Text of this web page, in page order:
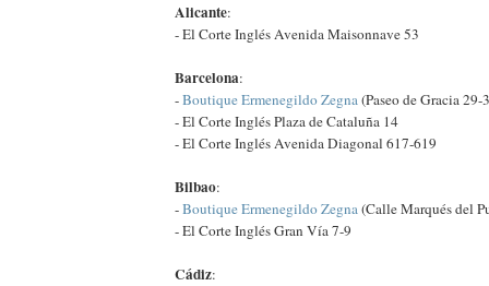
Alicante:
- El Corte Inglés Avenida Maisonnave 53
Barcelona:
-Boutique Ermenegildo Zegna(Paseo de Gracia 29-
- El Corte Inglés Plaza de Cataluña 14
- El Corte Inglés Avenida Diagonal 617-619
Bilbao:
-Boutique Ermenegildo Zegna(Calle Marqués del
- El Corte Inglés Gran Vía 7-9
Cádiz: